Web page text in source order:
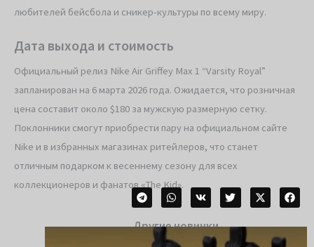
любителей бейсбола и сникер-культуры по всему миру.
Дата выхода и стоимость
Официальный релиз Nike Air Griffey Max 1 “Varsity Royal”
запланирован на 6 марта 2026 года. Ожидается, что розничная
цена составит около $180 за мужскую размерную сетку.
Поклонники смогут приобрести пару на официальном сайте
Nike и в избранных магазинах ритейлеров, что станет
отличным подарком к весеннему сезону для всех
коллекционеров и фанатов «The Kid».
Другие новинки